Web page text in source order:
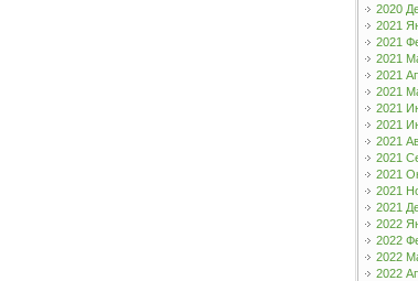
2020
2021
2021
2021
2021
2021
2021
2021
2021
2021
2021
2021
2021
2022
2022
2022
2022